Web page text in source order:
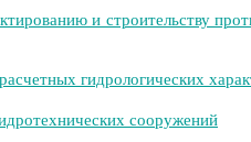
и строительству
гидрологических
сооружений